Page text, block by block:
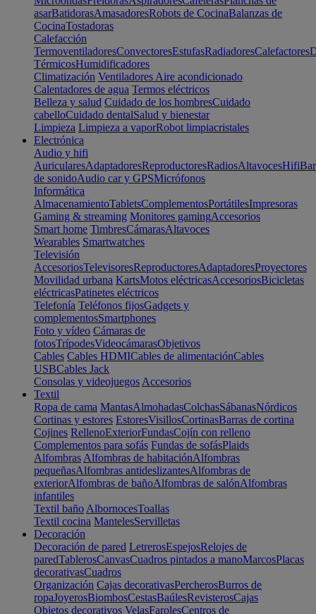
asarBatidorasAmasadoresRobots de CocinaBalanzas de
CocinaTostadoras
Calefacción
TermoventiladoresConvectoresEstufasRadiadoresCalefactores
TérmicosHumidificadores
Climatización Ventiladores Aire acondicionado
Calentadores de agua Termos eléctricos
Belleza y salud Cuidado de los hombresCuidado
cabelloCuidado dentalSalud y bienestar
Limpieza Limpieza a vaporRobot limpiacristales
Electrónica
Audio y hifi
AuricularesAdaptadoresReproductoresRadiosAltavocesHifi
de sonidoAudio car y GPSMicrófonos
Informática
AlmacenamientoTabletsComplementosPortátilesImpresoras
Gaming & streaming Monitores gamingAccesorios
Smart home TimbresCámarasAltavoces
Wearables Smartwatches
Televisión
AccesoriosTelevisoresReproductoresAdaptadoresProyectores
Movilidad urbana KartsMotos eléctricasAccesoriosBicicletas
eléctricasPatinetes eléctricos
Telefonía Teléfonos fijosGadgets y
complementosSmartphones
Foto y vídeo Cámaras de
fotosTrípodesVideocámarasObjetivos
Cables Cables HDMICables de alimentaciónCables
USBCables Jack
Consolas y videojuegos Accesorios
Textil
Ropa de cama MantasAlmohadasColchasSábanasNórdicos
Cortinas y estores EstoresVisillosCortinasBarras de cortina
Cojines RellenoExteriorFundasCojín con relleno
Complementos para sofás Fundas de sofásPlaids
Alfombras Alfombras de habitaciónAlfombras
pequeñasAlfombras antideslizantesAlfombras de
exteriorAlfombras de bañoAlfombras de salónAlfombras
infantiles
Textil baño AlbornocesToallas
Textil cocina MantelesServilletas
Decoración
Decoración de pared LetrerosEspejosRelojes de
paredTablerosCanvasCuadros pintados a manoMarcosPlacas
decorativasCuadros
Organización Cajas decorativasPercherosBurros de
ropaJoyerosBiombosCestasBaúlesRevisterosCajas
Objetos decorativos VelasFarolesCentros de